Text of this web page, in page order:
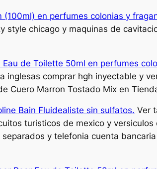
en perfumes colonias y
chicago y maquinas de
de Toilette 50ml en perfumes
inglesas comprar hgh inyectable y
Cuero Marron Tostado Mix en
Bain Fluidealiste sin sulfatos. Ver
turisticos de mexico y
y telefonia cuenta